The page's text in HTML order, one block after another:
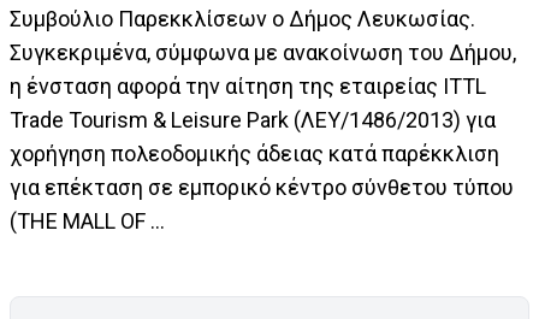
Συμβούλιο Παρεκκλίσεων ο Δήμος Λευκωσίας.
Συγκεκριμένα, σύμφωνα με ανακοίνωση του Δήμου,
η ένσταση αφορά την αίτηση της εταιρείας ITTL
Trade Tourism & Leisure Park (ΛΕΥ/1486/2013) για
χορήγηση πολεοδομικής άδειας κατά παρέκκλιση
για επέκταση σε εμπορικό κέντρο σύνθετου τύπου
(ΤHE MALL OF ...